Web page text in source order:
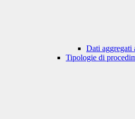
Dati aggregati
Tipologie di